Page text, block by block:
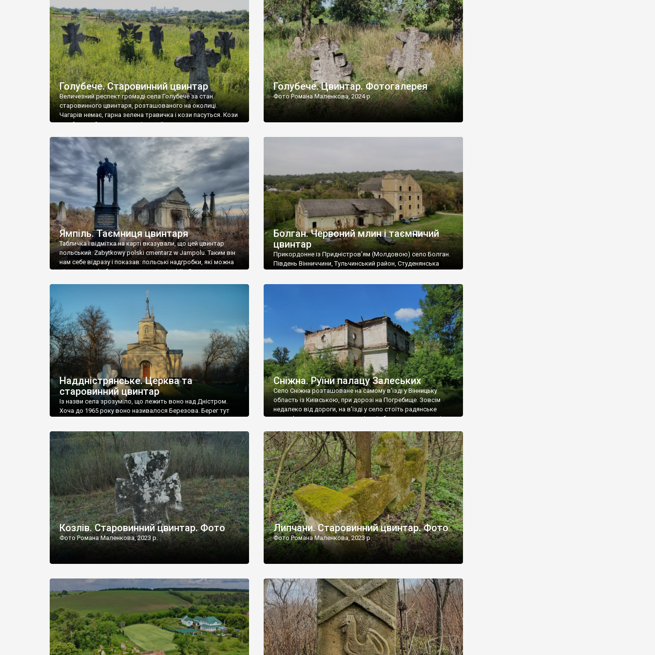
[…]
Голубече. Старовинний цвинтар
Величезний респект громаді села Голубече за стан
старовинного цвинтаря, розташованого на околиці.
Чагарів немає, гарна зелена травичка і кози пасуться. Кози
– найкращий регулятор шкідливої, для старих кладовищ,
бруньками, кози ті бруньки обгризають, бо то улюблений
делікатес. На цвинтарі у Голубечому ціла колекція
різноманітних форм хрестів. Село відносно невелике, […]
Голубече. Цвинтар. Фотогалерея
Фото Романа Маленкова, 2024 р.
Ямпіль. Таємниця цвинтаря
Табличка і відмітка на карті вказували, що цей цвинтар
польський. Zabytkowy polski cmentarz w Jampolu. Таким він
нам себе відразу і показав: польські надгробки, які можна
віднести до фабричних, польські епітафії… Загалом цвинтар
виявилося більше семи гектарів. Перше враження про
абсолютну звичайність польського цвинтаря виявилося
оманливим – […]
Болган. Червоний млин і таємничий
цвинтар
Прикордонне із Придністров’ям (Молдовою) село Болган.
Південь Вінниччини, Тульчинський район, Студенянська
старовинний цвинтар із кам’яними хрестами. Всі епітафії, які
збереглися, написані кирилицею, церковнослов’янською
мовою. За всіма традиційними ознаками – цвинтар
український. Хрести датуються 19 століттям. У 1924-1940
роках Болган […]
Наддністрянське. Церква та
старовинний цвинтар
Із назви села зрозуміло, що лежить воно над Дністром.
Хоча до 1965 року воно називалося Березова. Берег тут
Наддністрянське відрізняється від більшості навколишніх
сіл. У селі є мурована Михайлівська церква. Точної дати […]
Сніжна. Руїни палацу Залеських
Село Сніжна розташоване на самому в’їзді у Вінницьку
область із Київською, при дорозі на Погребище. Зовсім
недалеко від дороги, на в’їзді у село стоїть радянське
рельєфне пано, яке показує жінку і яблуню, а трохи далі,
дороги їх не видно, але видно дві стареньких колії у траві –
[…]
Козлів. Старовинний цвинтар. Фото
Фото Романа Маленкова, 2023 р.
Липчани. Старовинний цвинтар. Фото
Фото Романа Маленкова, 2023 р.